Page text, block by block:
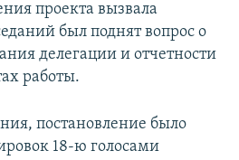
проекта вызвала
был поднят вопрос о
делегации и отчетности
работы.
постановление было
18-ю голосами